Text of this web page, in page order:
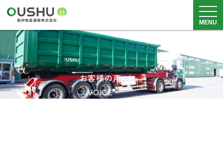
メニ
MENU
サービス内容
車両・倉庫
実績・事例
お客様の声
VOICE